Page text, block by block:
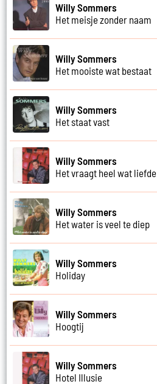
Willy Sommers
Het meisje zonder naam
Willy Sommers
Het mooiste wat bestaat
Willy Sommers
Het staat vast
Willy Sommers
Het vraagt heel wat liefde
Willy Sommers
Het water is veel te diep
Willy Sommers
Holiday
Willy Sommers
Hoogtij
Willy Sommers
Hotel Illusie